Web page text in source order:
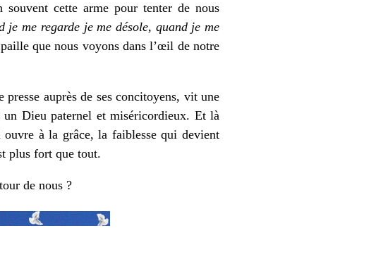
souvent cette arme pour tenter de nous
je me regarde je me désole, quand je me
que nous voyons dans l’œil de notre
auprès de ses concitoyens, vit une
Dieu paternel et miséricordieux. Et là
à la grâce, la faiblesse qui devient
plus fort que tout.
de nous ?